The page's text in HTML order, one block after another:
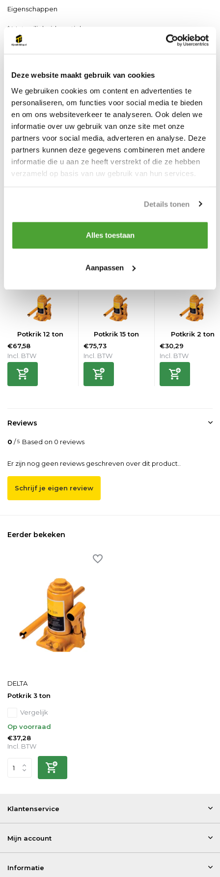
Deze website maakt gebruik van cookies
We gebruiken cookies om content en advertenties te
personaliseren, om functies voor social media te bieden
en om ons websiteverkeer te analyseren. Ook delen we
informatie over uw gebruik van onze site met onze
partners voor social media, adverteren en analyse. Deze
partners kunnen deze gegevens combineren met andere
informatie die u aan ze heeft verstrekt of die ze hebben
verzameld op basis van uw gebruik van hun services.
Details tonen
Alles toestaan
Aanpassen
Eigenschappen
* Met veiligheidsventiel
* Lichte, maar robuuste constructie
testcertificaat, CE en handleiding
Productspecificaties
Artikelnummer SG.GR.03000
EAN 8720000000000
Werklast (WLL)
Potkrik 12 ton
€67,58
Incl. BTW
Potkrik 15 ton
€75,73
Incl. BTW
Potkrik 2 ton
€30,29
Incl. BTW
Reviews
0 /5 Based on 0 reviews
Er zijn nog geen reviews geschreven over dit product..
Schrijf je eigen review
Eerder bekeken
DELTA
Potkrik 3 ton
Vergelijk
Op voorraad
€37,28
Incl. BTW
Klantenservice
Mijn account
Informatie